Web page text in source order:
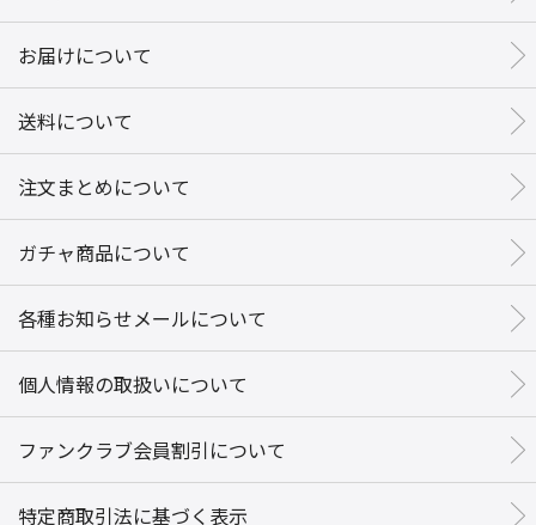
お届けについて
送料について
注文まとめについて
ガチャ商品について
各種お知らせメールについて
個人情報の取扱いについて
ファンクラブ会員割引について
特定商取引法に基づく表示